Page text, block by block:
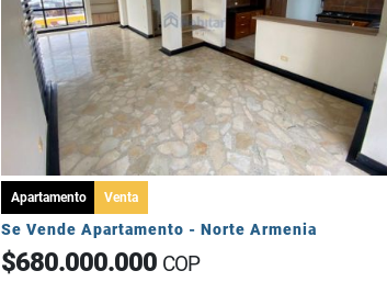
Apartamento Venta
Se Vende Apartamento - Norte Armenia
$680.000.000 COP